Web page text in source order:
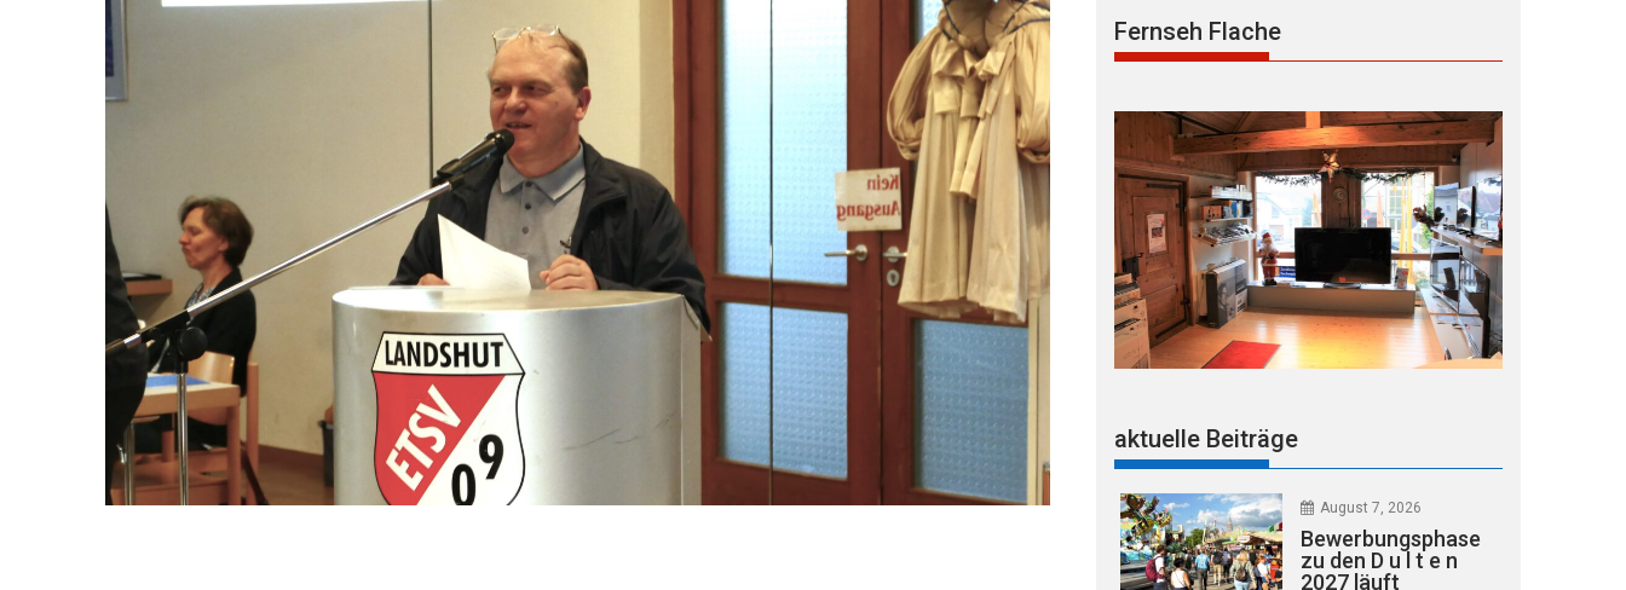
Fernseh Flache
aktuelle Beiträge
August 7, 2026
Bewerbungsphase
zu den D u l t e n
2027 läuft